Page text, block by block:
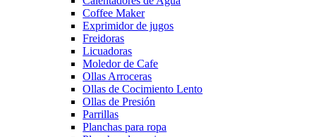
Coffee Maker
Exprimidor de jugos
Freidoras
Licuadoras
Moledor de Cafe
Ollas Arroceras
Ollas de Cocimiento Lento
Ollas de Presión
Parrillas
Planchas para ropa